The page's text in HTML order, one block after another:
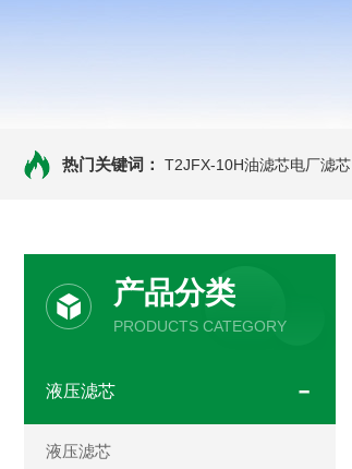
热门关键词： T2JFX-10H油滤芯电厂滤芯
产品分类
PRODUCTS CATEGORY
液压滤芯
液压滤芯